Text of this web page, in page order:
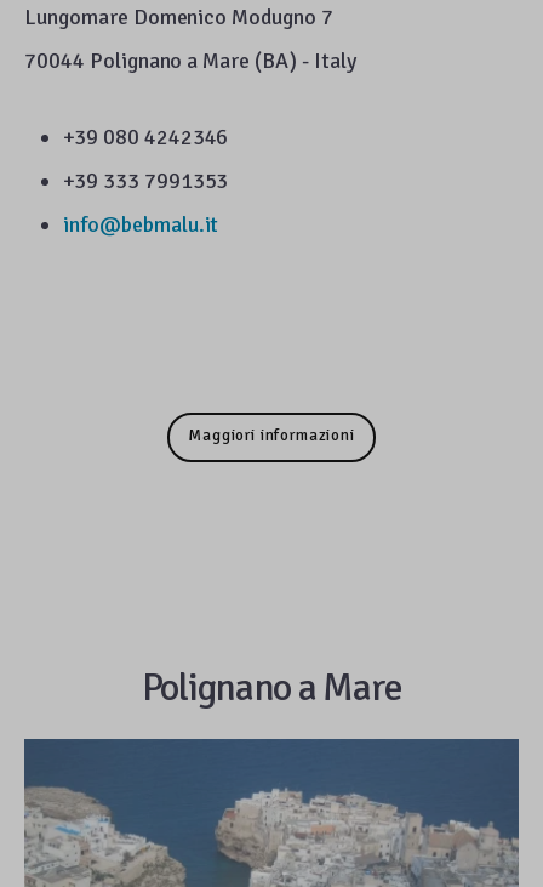
Lungomare Domenico Modugno 7
70044 Polignano a Mare (BA) - Italy
+39 080 4242346
+39 333 7991353
info@bebmalu.it
Maggiori informazioni
Polignano a Mare